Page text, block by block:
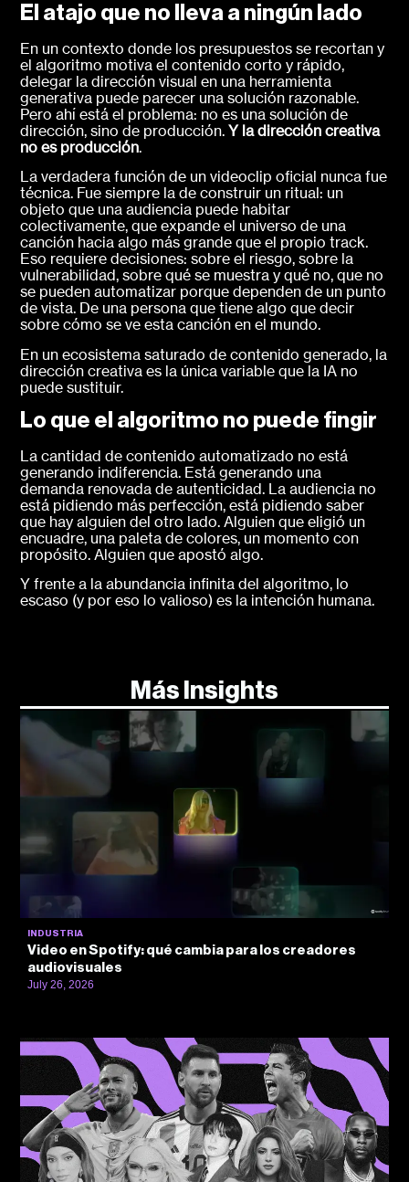
El atajo que no lleva a ningún lado
En un contexto donde los presupuestos se recortan y
el algoritmo motiva el contenido corto y rápido,
delegar la dirección visual en una herramienta
generativa puede parecer una solución razonable.
Pero ahí está el problema: no es una solución de
dirección, sino de producción.Y la dirección creativa
no es producción.
La verdadera función de un videoclip oficial nunca fue
técnica. Fue siempre la de construir un ritual: un
objeto que una audiencia puede habitar
colectivamente, que expande el universo de una
canción hacia algo más grande que el propio track.
Eso requiere decisiones: sobre el riesgo, sobre la
vulnerabilidad, sobre qué se muestra y qué no, que no
se pueden automatizar porque dependen de un punto
de vista. De una persona que tiene algo que decir
sobre cómo se ve esta canción en el mundo.
En un ecosistema saturado de contenido generado, la
dirección creativa es la única variable que la IA no
puede sustituir.
Lo que el algoritmo no puede fingir
La cantidad de contenido automatizado no está
generando indiferencia. Está generando una
demanda renovada de autenticidad. La audiencia no
está pidiendo más perfección, está pidiendo saber
que hay alguien del otro lado. Alguien que eligió un
encuadre, una paleta de colores, un momento con
propósito. Alguien que apostó algo.
Y frente a la abundancia infinita del algoritmo, lo
escaso (y por eso lo valioso) es la intención humana.
Más Insights
INDUSTRIA
Video en Spotify: qué cambia para los creadores
audiovisuales
July 26, 2026